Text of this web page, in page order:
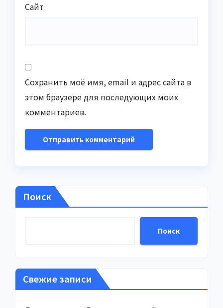
Сайт
Сохранить моё имя, email и адрес сайта в
этом браузере для последующих моих
комментариев.
Поиск
Поиск
Свежие записи